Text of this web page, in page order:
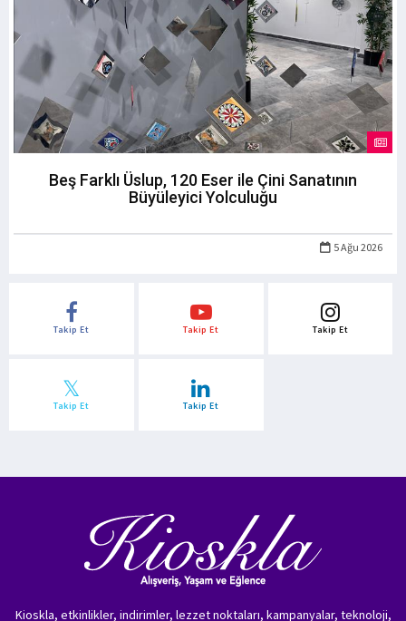
Beş Farklı Üslup, 120 Eser ile Çini Sanatının
Büyüleyici Yolculuğu
5 Ağu 2026
Takip Et Takip Et Takip Et
Takip Et Takip Et
Kioskla, etkinlikler, indirimler, lezzet noktaları, kampanyalar, teknoloji,